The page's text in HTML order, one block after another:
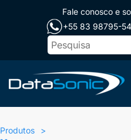
Fale conosco e
+55 83 98795-
Produtos